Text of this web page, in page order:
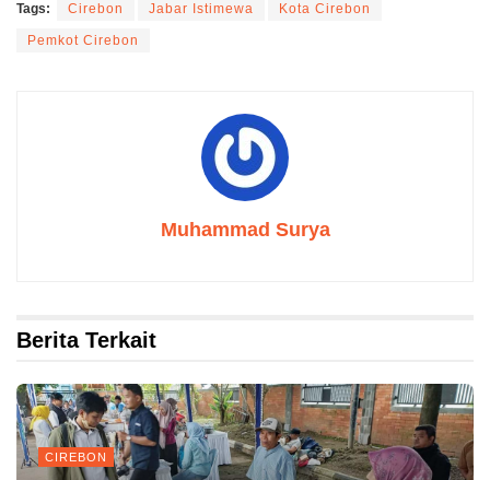
Tags: Cirebon Jabar Istimewa Kota Cirebon
Pemkot Cirebon
Muhammad Surya
Berita Terkait
CIREBON